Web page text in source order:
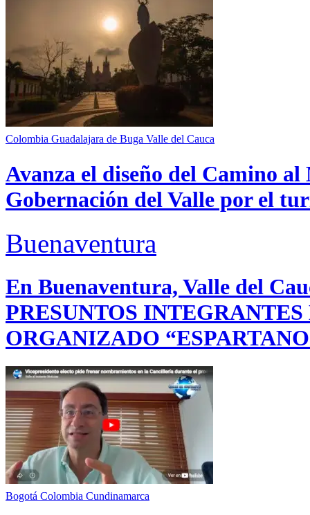
Colombia Guadalajara de Buga Valle del Cauca
Avanza el diseño del Camino
Gobernación del Valle por el
Buenaventura
En Buenaventura, Valle del
PRESUNTOS
ORGANIZADO
Bogotá Colombia Cundinamarca